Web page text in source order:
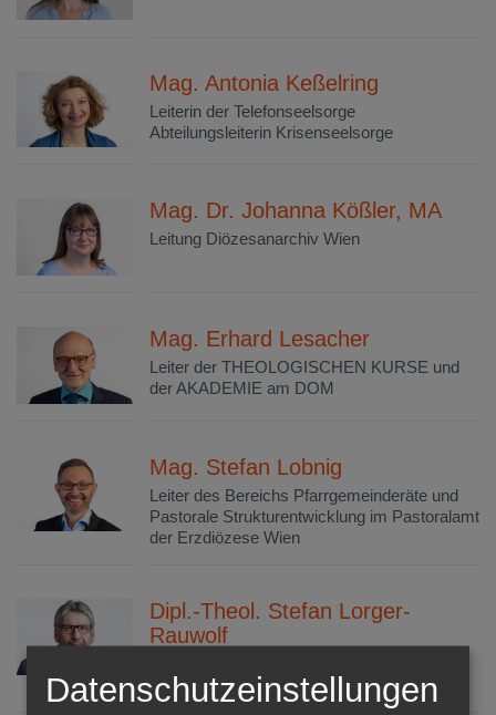
Mag. Antonia Keßelring
Leiterin der Telefonseelsorge
Abteilungsleiterin Krisenseelsorge
Mag. Dr. Johanna Kößler, MA
Leitung Diözesanarchiv Wien
Mag. Erhard Lesacher
Leiter der THEOLOGISCHEN KURSE und
der AKADEMIE am DOM
Mag. Stefan Lobnig
Leiter des Bereichs Pfarrgemeinderäte und
Pastorale Strukturentwicklung im Pastoralamt
der Erzdiözese Wien
Dipl.-Theol. Stefan Lorger-
Rauwolf
Erzbischöflichen Pastoralamt
Datenschutzeinstellungen